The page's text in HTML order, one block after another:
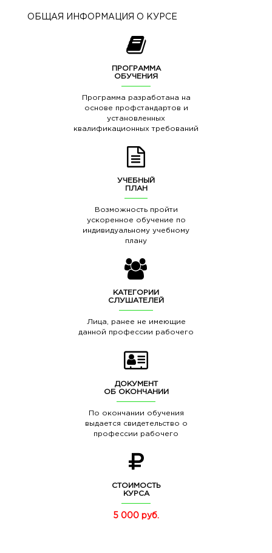
ОБЩАЯ ИНФОРМАЦИЯ О КУРСЕ
ПРОГРАММА
ОБУЧЕНИЯ
Программа разработана на
основе профстандартов и
установленных
квалификационных требований
УЧЕБНЫЙ
ПЛАН
Возможность пройти
ускоренное обучение по
индивидуальному учебному
плану
КАТЕГОРИИ
СЛУШАТЕЛЕЙ
Лица, ранее не имеющие
данной профессии рабочего
ДОКУМЕНТ
ОБ ОКОНЧАНИИ
По окончании обучения
выдается свидетельство о
профессии рабочего
СТОИМОСТЬ
КУРСА
5 000 руб.